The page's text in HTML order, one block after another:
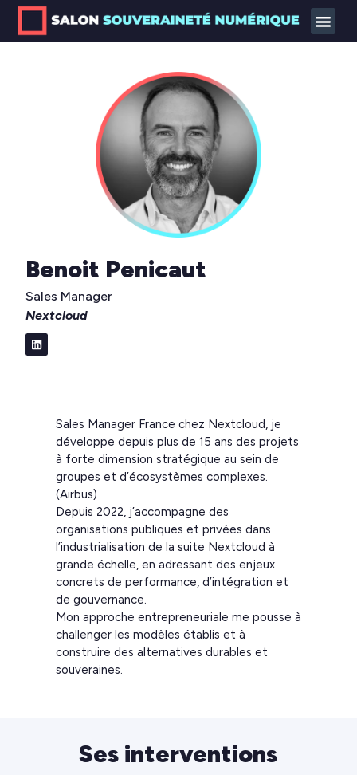
Benoit Penicaut
Sales Manager
Nextcloud
Sales Manager France chez Nextcloud, je
développe depuis plus de 15 ans des projets
à forte dimension stratégique au sein de
groupes et d’écosystèmes complexes.
(Airbus)
Depuis 2022, j’accompagne des
organisations publiques et privées dans
l’industrialisation de la suite Nextcloud à
grande échelle, en adressant des enjeux
concrets de performance, d’intégration et
de gouvernance.
Mon approche entrepreneuriale me pousse à
challenger les modèles établis et à
construire des alternatives durables et
souveraines.
Ses interventions